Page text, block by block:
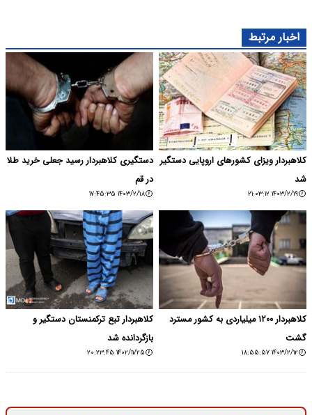
اخبار مرتبط
کلاهبردار ویزای کشورهای اروپایی دستگیر
شد
۱۴۰۳/۲/۱۹ ۲۱:۰۳:۱۲
دستگیری کلاهبردار رسید جعلی خرید طلا
در قم
۱۴۰۳/۲/۱۸ ۱۷:۴۵:۳۵
کلاهبردار ۱۲۰۰ میلیاردی به کشور مسترد
گشت
۱۴۰۳/۲/۱۲ ۱۸:۵۵:۵۷
کلاهبردار تبع ترکمنستان دستگیر و
بازگردانده شد
۱۴۰۲/۱۱/۲۵ ۲۰:۲۳:۴۵